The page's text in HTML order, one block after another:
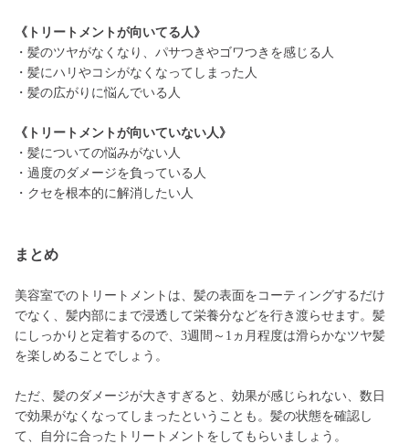
《トリートメントが向いてる人》
・髪のツヤがなくなり、パサつきやゴワつきを感じる人
・髪にハリやコシがなくなってしまった人
・髪の広がりに悩んでいる人
《トリートメントが向いていない人》
・髪についての悩みがない人
・過度のダメージを負っている人
・クセを根本的に解消したい人
まとめ
美容室でのトリートメントは、髪の表面をコーティングするだけ
でなく、髪内部にまで浸透して栄養分などを行き渡らせます。髪
にしっかりと定着するので、3週間～1ヵ月程度は滑らかなツヤ髪
を楽しめることでしょう。
ただ、髪のダメージが大きすぎると、効果が感じられない、数日
で効果がなくなってしまったということも。髪の状態を確認し
て、自分に合ったトリートメントをしてもらいましょう。